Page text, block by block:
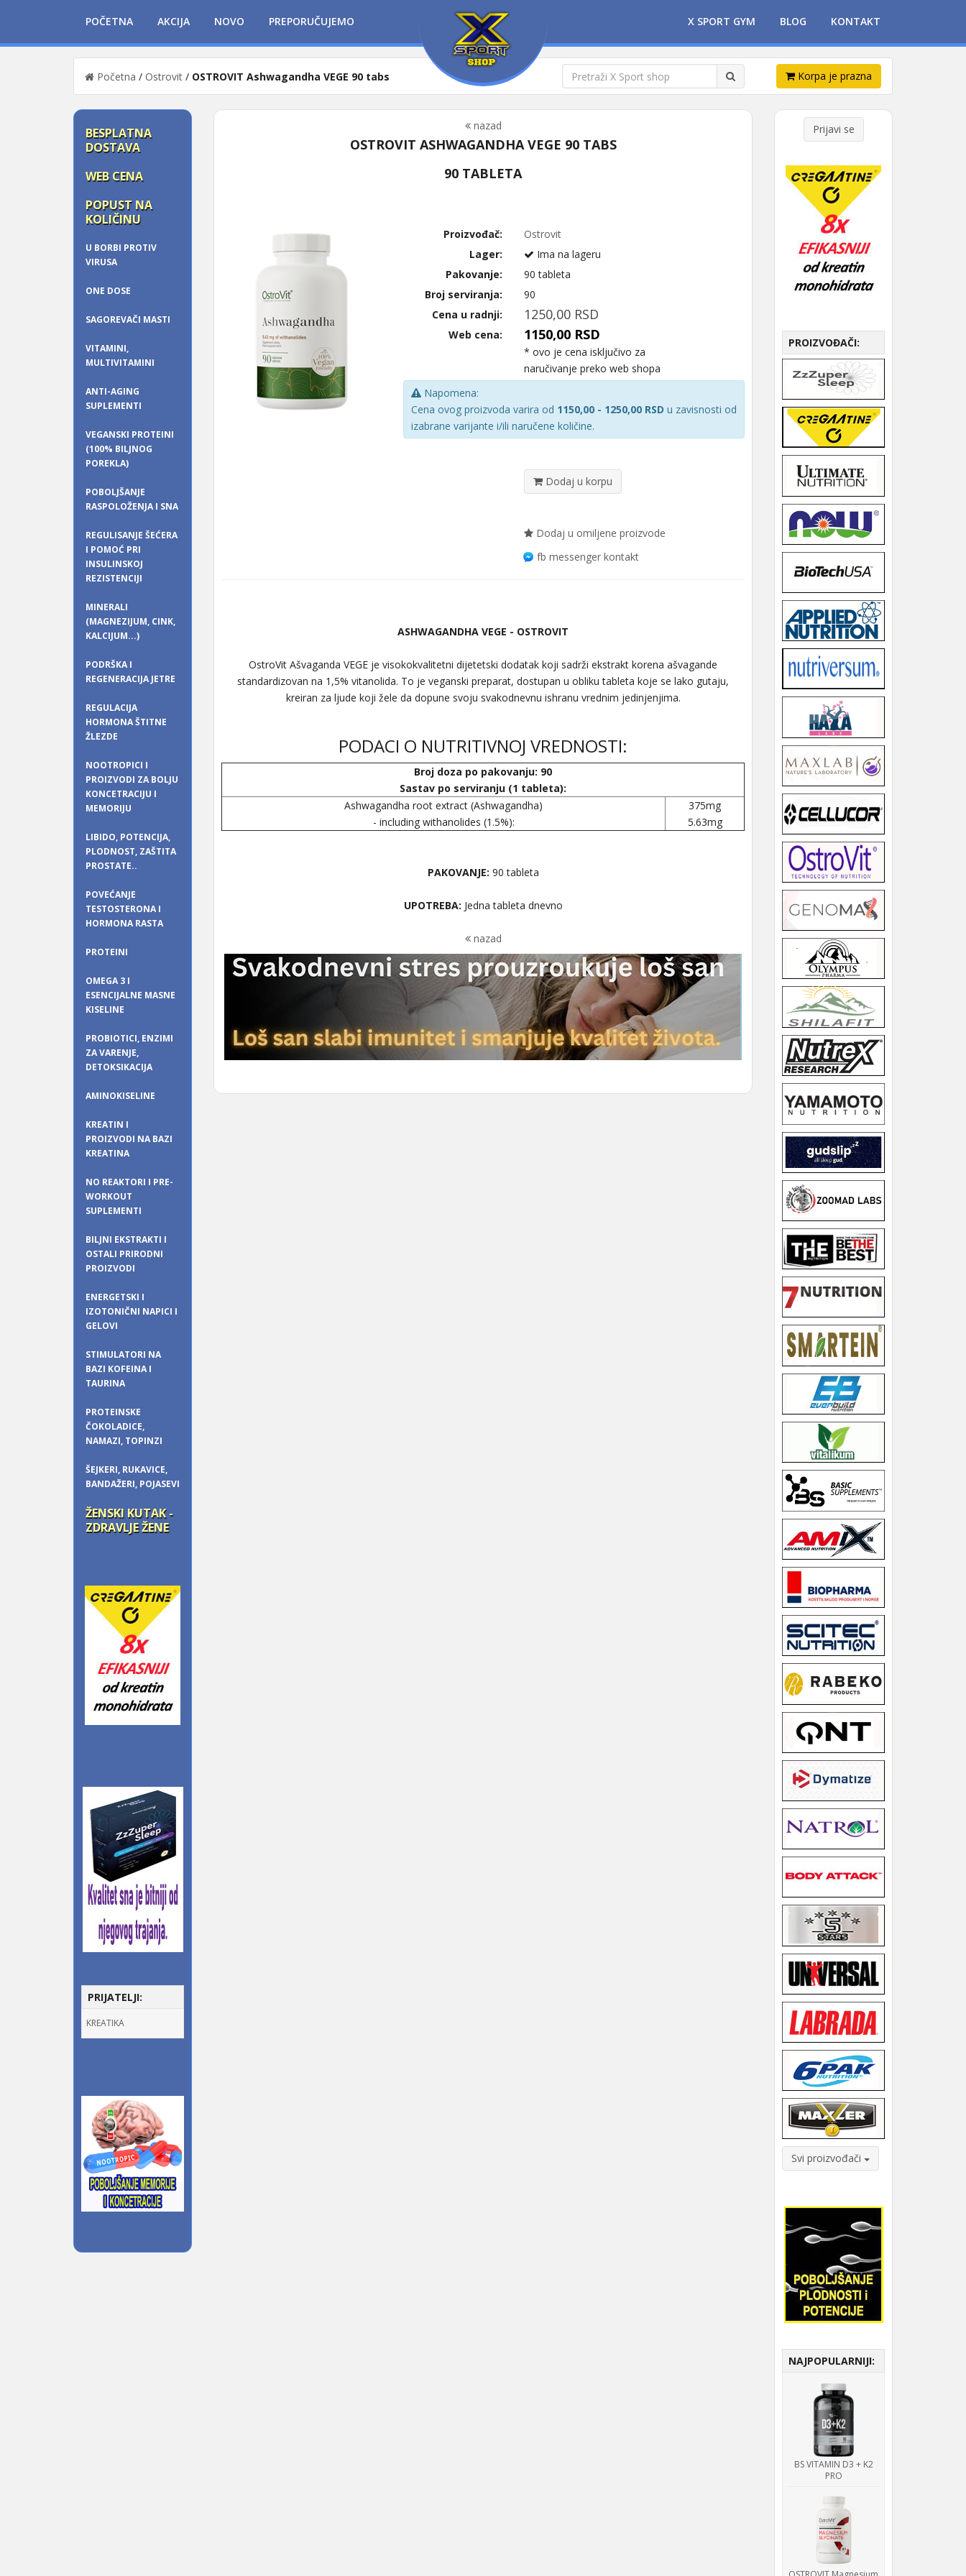
POČETNA AKCIJA NOVO PREPORUČUJEMO X SPORT GYM BLOG KONTAKT
Početna / Ostrovit / OSTROVIT Ashwagandha VEGE 90 tabs Korpa je prazna
BESPLATNA
DOSTAVA
WEB CENA
POPUST NA
KOLIČINU
U BORBI PROTIV
VIRUSA
ONE DOSE
SAGOREVAČI MASTI
VITAMINI,
MULTIVITAMINI
ANTI-AGING
SUPLEMENTI
VEGANSKI PROTEINI
(100% BILJNOG
POREKLA)
POBOLJŠANJE
RASPOLOŽENJA I SNA
REGULISANJE ŠEĆERA
I POMOĆ PRI
INSULINSKOJ
REZISTENCIJI
MINERALI
(MAGNEZIJUM, CINK,
KALCIJUM...)
PODRŠKA I
REGENERACIJA JETRE
REGULACIJA
HORMONA ŠTITNE
ŽLEZDE
NOOTROPICI I
PROIZVODI ZA BOLJU
KONCETRACIJU I
MEMORIJU
LIBIDO, POTENCIJA,
PLODNOST, ZAŠTITA
PROSTATE..
POVEĆANJE
TESTOSTERONA I
HORMONA RASTA
PROTEINI
OMEGA 3 I
ESENCIJALNE MASNE
KISELINE
PROBIOTICI, ENZIMI
ZA VARENJE,
DETOKSIKACIJA
AMINOKISELINE
KREATIN I
PROIZVODI NA BAZI
KREATINA
NO REAKTORI I PRE-
WORKOUT
SUPLEMENTI
BILJNI EKSTRAKTI I
OSTALI PRIRODNI
PROIZVODI
ENERGETSKI I
IZOTONIČNI NAPICI I
GELOVI
STIMULATORI NA
BAZI KOFEINA I
TAURINA
PROTEINSKE
ČOKOLADICE,
NAMAZI, TOPINZI
ŠEJKERI, RUKAVICE,
BANDAŽERI, POJASEVI
ŽENSKI KUTAK -
ZDRAVLJE ŽENE
PRIJATELJI:
KREATIKA
nazad
OSTROVIT ASHWAGANDHA VEGE 90 TABS
90 TABLETA
Proizvođač:
Ostrovit
Lager:
Ima na lageru
Pakovanje:
90 tableta
Broj serviranja:
90
Cena u radnji:
1250,00 RSD
Web cena: 1150,00 RSD
* ovo je cena isključivo za
naručivanje preko web shopa
Napomena:
Cena ovog proizvoda varira od 1150,00 - 1250,00 RSD u zavisnosti od
izabrane varijante i/ili naručene količine.
Dodaj u korpu
Dodaj u omiljene proizvode
fb messenger kontakt
ASHWAGANDHA VEGE - OSTROVIT
OstroVit Ašvaganda VEGE je visokokvalitetni dijetetski dodatak koji sadrži ekstrakt korena ašvagande
standardizovan na 1,5% vitanolida. To je veganski preparat, dostupan u obliku tableta koje se lako gutaju,
kreiran za ljude koji žele da dopune svoju svakodnevnu ishranu vrednim jedinjenjima.
PODACI O NUTRITIVNOJ VREDNOSTI:
Broj doza po pakovanju: 90
Sastav po serviranju (1 tableta):
Ashwagandha root extract (Ashwagandha)
- including withanolides (1.5%):
375mg
5.63mg
PAKOVANJE: 90 tableta
UPOTREBA: Jedna tableta dnevno
nazad
Prijavi se
PROIZVOĐAČI:
Svi proizvođači
NAJPOPULARNIJI:
BS VITAMIN D3 + K2
PRO